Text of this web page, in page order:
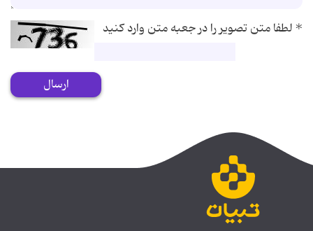
*لطفا متن تصویر را در جعبه متن وارد کنید
ارسال